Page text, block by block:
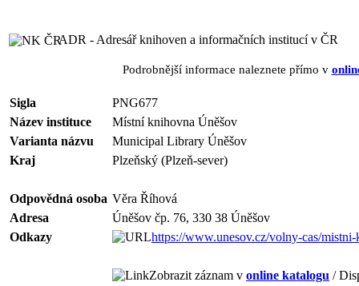
ADR - Adresář knihoven a informačních institucí v ČR
Podrobnější informace naleznete přímo v
Sigla
PNG677
Název instituce
Místní knihovna Úněšov
Varianta názvu
Municipal Library Úněšov
Kraj
Plzeňský (Plzeň-sever)
Odpovědná osoba Věra Říhová
Adresa
Úněšov čp. 76, 330 38 Úněšov
Odkazy
https://www.unesov.cz/volny-cas/
Zobrazit záznam v online katalogu /